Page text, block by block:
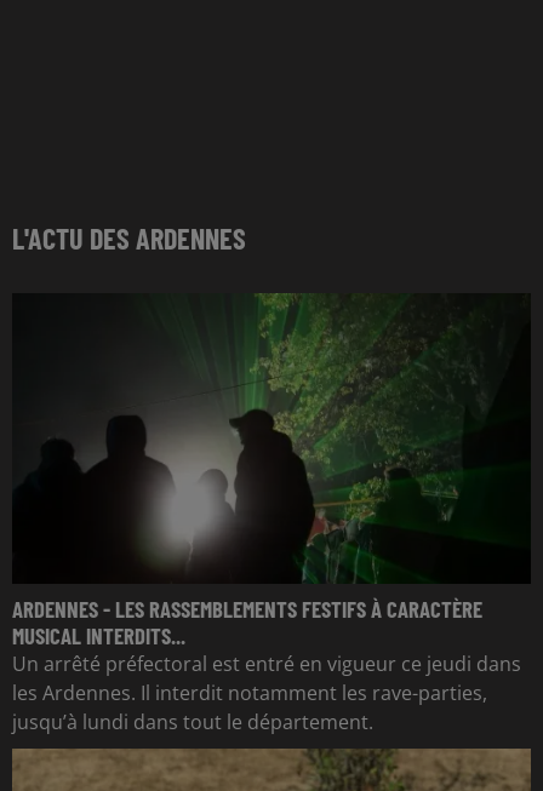
L'ACTU DES ARDENNES
ARDENNES - LES RASSEMBLEMENTS FESTIFS À CARACTÈRE
MUSICAL INTERDITS...
Un arrêté préfectoral est entré en vigueur ce jeudi dans
les Ardennes. Il interdit notamment les rave-parties,
jusqu’à lundi dans tout le département.